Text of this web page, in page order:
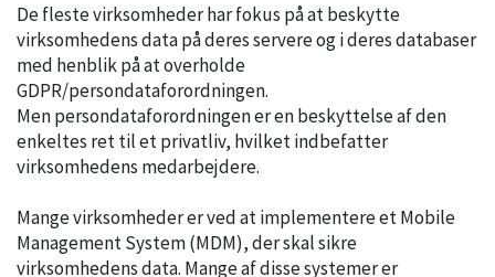
De fleste virksomheder har fokus på at beskytte
virksomhedens data på deres servere og i deres databaser
med henblik på at overholde
GDPR/persondataforordningen.
Men persondataforordningen er en beskyttelse af den
enkeltes ret til et privatliv, hvilket indbefatter
virksomhedens medarbejdere.
Mange virksomheder er ved at implementere et Mobile
Management System (MDM), der skal sikre
virksomhedens data. Mange af disse systemer er